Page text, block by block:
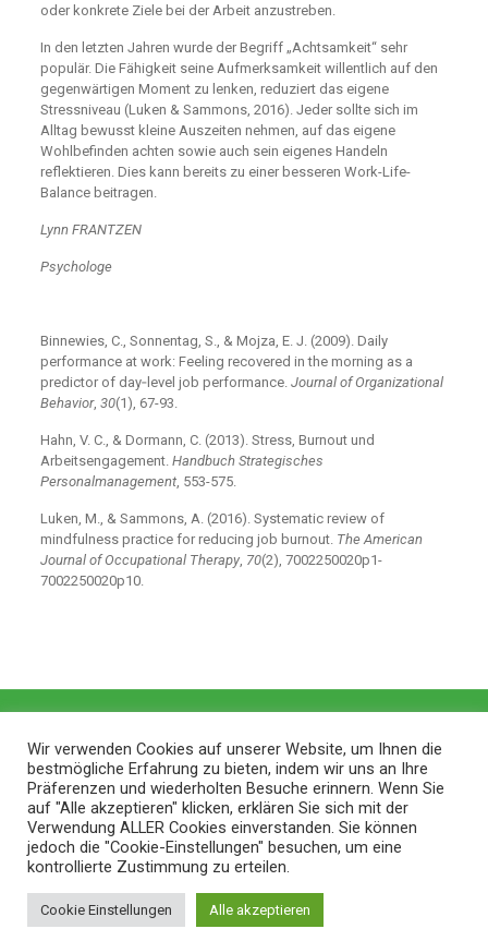
oder konkrete Ziele bei der Arbeit anzustreben.
In den letzten Jahren wurde der Begriff „Achtsamkeit“ sehr
populär. Die Fähigkeit seine Aufmerksamkeit willentlich auf den
gegenwärtigen Moment zu lenken, reduziert das eigene
Stressniveau (Luken & Sammons, 2016). Jeder sollte sich im
Alltag bewusst kleine Auszeiten nehmen, auf das eigene
Wohlbefinden achten sowie auch sein eigenes Handeln
reflektieren. Dies kann bereits zu einer besseren Work-Life-
Balance beitragen.
Lynn FRANTZEN
Psychologe
Binnewies, C., Sonnentag, S., & Mojza, E. J. (2009). Daily
performance at work: Feeling recovered in the morning as a
predictor of day‐level job performance. Journal of Organizational
Behavior, 30(1), 67-93.
Hahn, V. C., & Dormann, C. (2013). Stress, Burnout und
Arbeitsengagement. Handbuch Strategisches
Personalmanagement, 553-575.
Luken, M., & Sammons, A. (2016). Systematic review of
mindfulness practice for reducing job burnout. The American
Journal of Occupational Therapy, 70(2), 7002250020p1-
7002250020p10.
© 2026 ZithaBlog |Web Design and Service made in
Luxembourg provided by
Wir verwenden Cookies auf unserer Website, um Ihnen die
bestmögliche Erfahrung zu bieten, indem wir uns an Ihre
Präferenzen und wiederholten Besuche erinnern. Wenn Sie
auf "Alle akzeptieren" klicken, erklären Sie sich mit der
Verwendung ALLER Cookies einverstanden. Sie können
jedoch die "Cookie-Einstellungen" besuchen, um eine
kontrollierte Zustimmung zu erteilen.
Cookie Einstellungen Alle akzeptieren